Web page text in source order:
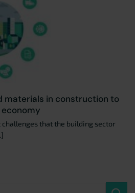
materials in construction to
that the building sector